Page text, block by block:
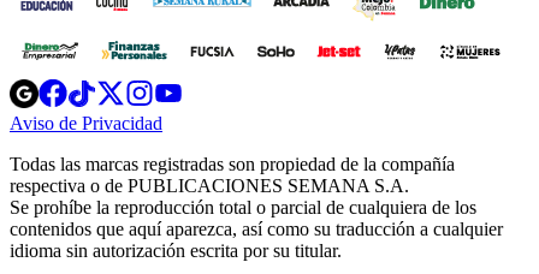
Opens
in
new
Opens
in
new
Opens
in
new
window
Opens
new
windowwindow
Aviso de Privacidad
new
window
Todas las marcas registradas son propiedad de la compañía
respectiva o de PUBLICACIONES SEMANA S.A.
Se prohíbe la reproducción total o parcial de cualquiera de los
contenidos que aquí aparezca, así como su traducción a cualquier
idioma sin autorización escrita por su titular.